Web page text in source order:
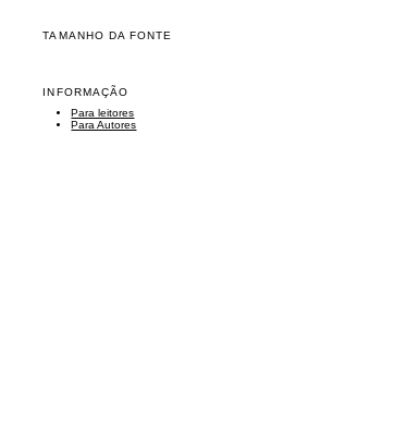
TAMANHO DA FONTE
INFORMAÇÃO
Para leitores
Para Autores